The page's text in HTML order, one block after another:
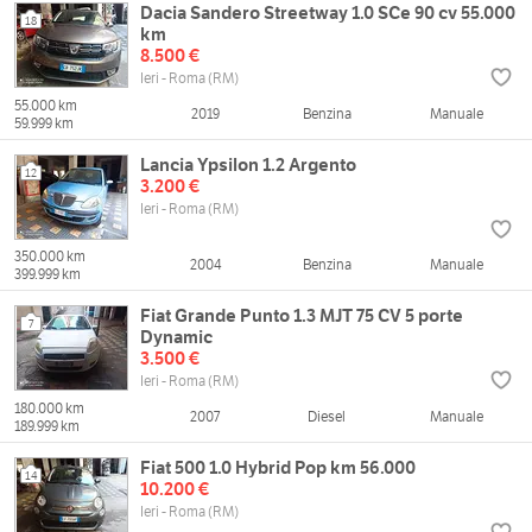
18
Dacia Sandero Streetway 1.0 SCe 90 cv 55.000
km
8.500 €
Ieri - Roma (RM)
55.000 km
59.999 km
2019 Benzina Manuale
12
Lancia Ypsilon 1.2 Argento
3.200 €
Ieri - Roma (RM)
350.000 km
399.999 km
2004 Benzina Manuale
7
Fiat Grande Punto 1.3 MJT 75 CV 5 porte
Dynamic
3.500 €
Ieri - Roma (RM)
180.000 km
189.999 km
2007 Diesel Manuale
14
Fiat 500 1.0 Hybrid Pop km 56.000
10.200 €
Ieri - Roma (RM)